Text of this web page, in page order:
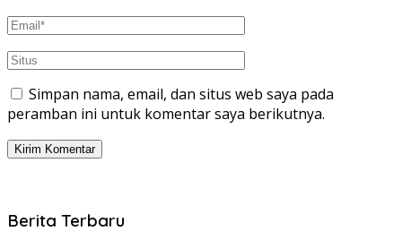
Simpan nama, email, dan situs web saya pada
peramban ini untuk komentar saya berikutnya.
Berita Terbaru